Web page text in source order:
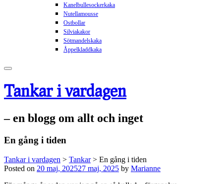
Kanelbullesockerkaka
Nutellamousse
Ostbollar
Silviakakor
Sötmandelskaka
Åppelkladdkaka
Tankar i vardagen
– en blogg om allt och inget
En gång i tiden
Tankar i vardagen > Tankar> En gång i tiden
Posted on 20 maj, 202527 maj, 2025 by Marianne